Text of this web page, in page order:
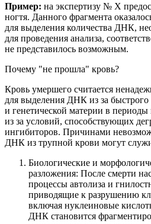
Пример: на экспертизу № Х
ногтя. Данного фрагмента
для выделения количества ДНК,
для проведения анализа,
не представилось возможным.
Почему "не прошла" кровь?
Кровь умершего считается
для выделения ДНК из за
и генетической материи в периоды
из за условий, способствующих
ингибиторов. Причинами
ДНК из трупной крови могут
Биологические и
разложения: После смерти
процессы автолиза и
приводящие к разрушению
включая нуклеиновые
ДНК становится